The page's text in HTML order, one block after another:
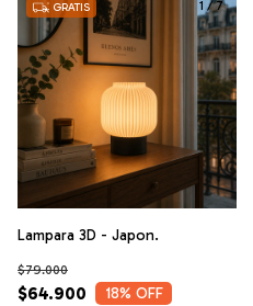
1 /7
GRATIS
Lampara 3D - Japon.
$64.900
$79.000
18% OFF